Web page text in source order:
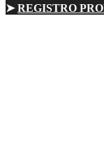
➤REGISTRO